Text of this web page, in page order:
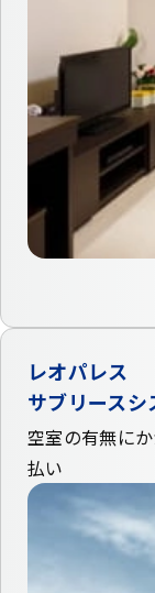
レオパレス
サブリースシ
空室の有無に
払い